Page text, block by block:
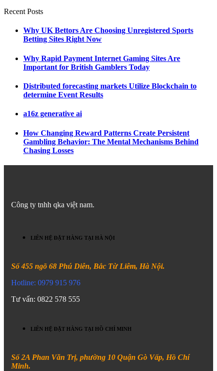
Recent Posts
Why UK Bettors Are Choosing Unregistered Sports
Betting Sites Right Now
Why Rapid Payment Internet Gaming Sites Are
Important for British Gamblers Today
Distributed forecasting markets Utilize Blockchain to
determine Event Results
a16z generative ai
How Changing Reward Patterns Create Persistent
Gambling Behavior: The Mental Mechanisms Behind
Chasing Losses
Công ty tnhh qka việt nam.
LIÊN HỆ ĐẶT HÀNG TẠI HÀ NỘI
Số 455 ngõ 68 Phú Diễn, Bắc Từ Liêm, Hà Nội.
Hotline: 0979 915 976
Tư vấn: 0822 578 555
LIÊN HỆ ĐẶT HÀNG TẠI HỒ CHÍ MINH
Số 2A Phan Văn Trị, phường 10 Quận Gò Vấp, Hồ Chí
Minh.